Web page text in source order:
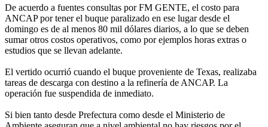
De acuerdo a fuentes consultas por FM GENTE, el costo para
ANCAP por tener el buque paralizado en ese lugar desde el
domingo es de al menos 80 mil dólares diarios, a lo que se deben
sumar otros costos operativos, como por ejemplos horas extras o
estudios que se llevan adelante.
El vertido ocurrió cuando el buque proveniente de Texas, realizaba
tareas de descarga con destino a la refinería de ANCAP. La
operación fue suspendida de inmediato.
Si bien tanto desde Prefectura como desde el Ministerio de